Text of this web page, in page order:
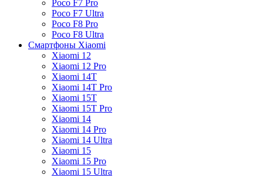
Poco F7 Pro
Poco F7 Ultra
Poco F8 Pro
Poco F8 Ultra
Смартфоны Xiaomi
Xiaomi 12
Xiaomi 12 Pro
Xiaomi 14T
Xiaomi 14T Pro
Xiaomi 15T
Xiaomi 15T Pro
Xiaomi 14
Xiaomi 14 Pro
Xiaomi 14 Ultra
Xiaomi 15
Xiaomi 15 Pro
Xiaomi 15 Ultra